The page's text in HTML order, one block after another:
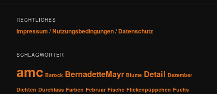
RECHTLICHES
Impressum /Nutzungsbedingungen/Datenschutz
SCHLAGWÖRTER
amc Barock BernadetteMayr Blume Detail Dezember
Dichten Durchlass Farben Februar Fische Flickenpüppchen Fuchs